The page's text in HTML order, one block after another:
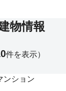
物情報
ンション
件を表示）